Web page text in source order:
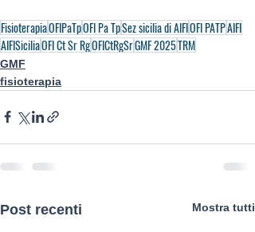
FisioterapiaOFIPaTpOFI Pa TpSez sicilia di AIFIOFI PATPAIFI
AIFISiciliaOFI Ct Sr RgOFICtRgSrGMF 2025TRM
GMF
fisioterapia
Post recenti Mostra tutti